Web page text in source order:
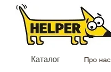
Перейти до основного контенту
Каталог Про нас